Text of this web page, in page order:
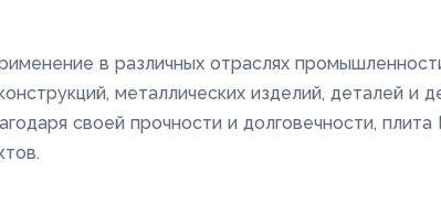
в различных отраслях
металлических изделий, деталей и
своей прочности и долговечности,